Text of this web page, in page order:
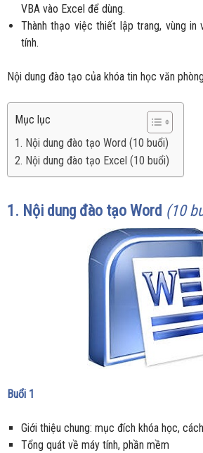
VBA vào Excel để dùng.
Thành thạo việc thiết lập trang, vùng in
tính.
Nội dung đào tạo của khóa tin học văn
Mục lục
1. Nội dung đào tạo Word (10 buổi)
2. Nội dung đào tạo Excel (10 buổi)
1. Nội dung đào tạo Word (10
Buổi 1
Giới thiệu chung: mục đích khóa học,
Tổng quát về máy tính, phần mềm